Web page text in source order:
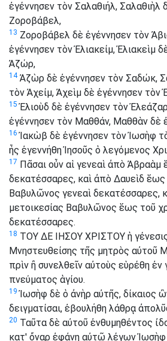
ἐγέννησεν τὸν Σαλαθιήλ, Σαλαθιὴλ
Ζοροβάβελ,
13 Ζοροβάβελ δὲ ἐγέννησεν τὸν
ἐγέννησεν τὸν Ἐλιακείμ, Ἐλιακεὶμ
Ἀζώρ,
14Ἀζὼρ δὲ ἐγέννησεν τὸν Σαδώκ,
τὸν Ἀχείμ, Ἀχεὶμ δὲ ἐγέννησεν τὸν
15 Ἐλιοὺδ δὲ ἐγέννησεν τὸν
ἐγέννησεν τὸν Μαθθάν, Μαθθὰν δὲ
16 Ἰακὼβ δὲ ἐγέννησεν τὸν Ἰωσὴφ
ἧς ἐγεννήθη Ἰησοῦς ὁ λεγόμενος
17 Πᾶσαι οὖν αἱ γενεαὶ ἀπὸ Ἀβραὰμ
δεκατέσσαρες, καὶ ἀπὸ Δαυεὶδ ἕως
Βαβυλῶνος γενεαὶ δεκατέσσαρες,
μετοικεσίας Βαβυλῶνος ἕως τοῦ
δεκατέσσαρες.
18 ΤΟΥ ΔΕ ΙΗΣΟΥ ΧΡΙΣΤΟΥ ἡ
Μνηστευθείσης τῆς μητρὸς αὐτοῦ
πρὶν ἢ συνελθεῖν αὐτοὺς εὑρέθη ἐν
πνεύματος ἁγίου.
19 Ἰωσὴφ δὲ ὁ ἀνὴρ αὐτῆς, δίκαιος
δειγματίσαι, ἐβουλήθη λάθρᾳ
20 Ταῦτα δὲ αὐτοῦ ἐνθυμηθέντος
κατ' ὄναρ ἐφάνη αὐτῷ λέγων Ἰωσὴφ